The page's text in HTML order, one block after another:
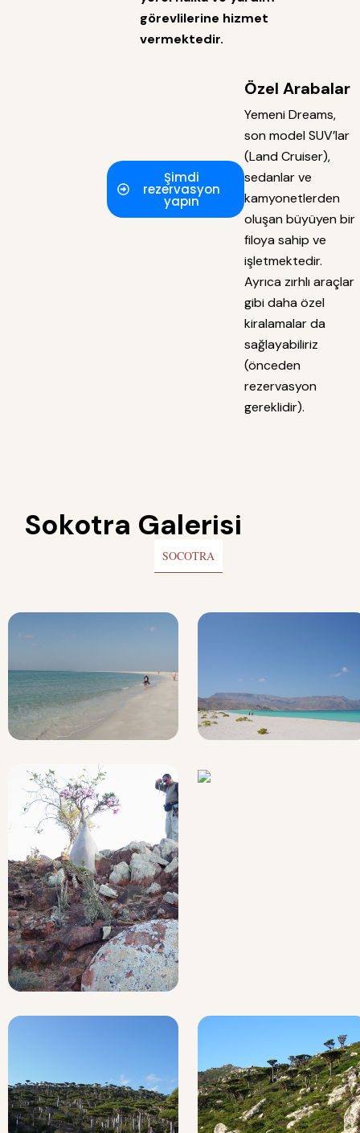
görevlilerine hizmet
vermektedir.
Şimdi
rezervasyon
yapın
Özel Arabalar
Yemeni Dreams,
son model SUV’lar
(Land Cruiser),
sedanlar ve
kamyonetlerden
oluşan büyüyen bir
filoya sahip ve
işletmektedir.
Ayrıca zırhlı araçlar
gibi daha özel
kiralamalar da
sağlayabiliriz
(önceden
rezervasyon
gereklidir).
Sokotra Galerisi
SOCOTRA